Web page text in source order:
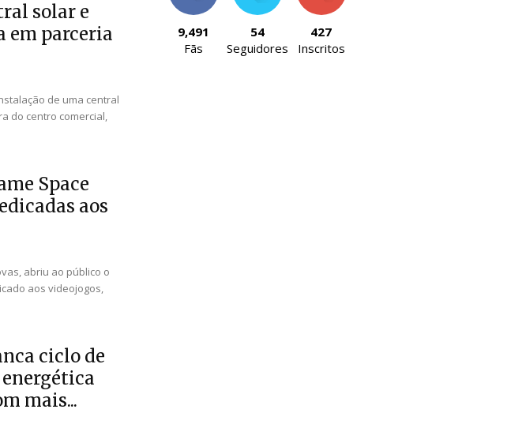
solar e
em parceria
de uma central
do centro comercial,
Space
aos
abriu ao público o
aos videojogos,
ciclo de
mais...
9,491
Fãs
54
Seguidores
427
Inscritos